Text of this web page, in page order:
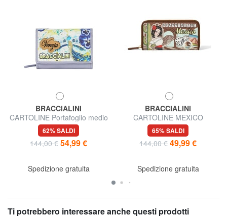
BRACCIALINI
CARTOLINE Portafoglio medio
62% SALDI
144,00 € 54,99 €
Spedizione gratuita
BRACCIALINI
CARTOLINE MEXICO
Portafoglio grande zip around
65% SALDI
144,00 € 49,99 €
Spedizione gratuita
Ti potrebbero interessare anche questi prodotti